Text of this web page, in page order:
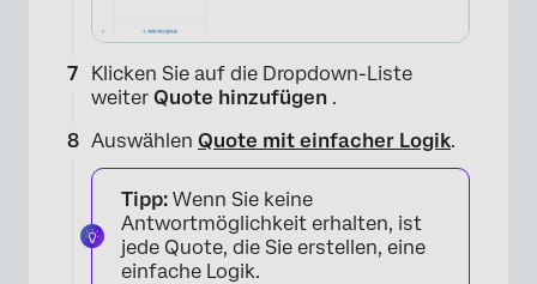
Klicken Sie auf die Dropdown-Liste
weiter Quote hinzufügen .
Auswählen Quote mit einfacher Logik.
Tipp: Wenn Sie keine
Antwortmöglichkeit erhalten, ist
jede Quote, die Sie erstellen, eine
einfache Logik.